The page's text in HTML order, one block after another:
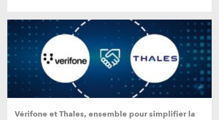
Vérifone et Thales, ensemble pour simplifier la